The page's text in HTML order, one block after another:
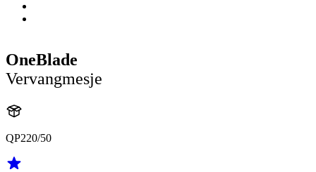
OneBlade
Vervangmesje
QP220/50